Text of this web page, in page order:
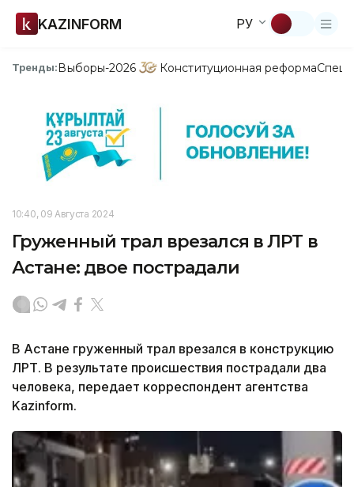
KAZINFORM РУ
Тренды:Выборы-2026 Конституционная реформа
10:40, 09 Августа 2024
Груженный трал врезался в ЛРТ в
Астане: двое пострадали
В Астане груженный трал врезался в конструкцию
ЛРТ. В результате происшествия пострадали два
человека, передает корреспондент агентства
Kazinform.